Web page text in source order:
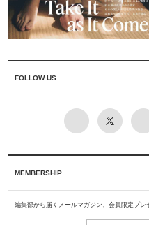
FOLLOW US
MEMBERSHIP
編集部から届くメールマガジン、会員限定プ